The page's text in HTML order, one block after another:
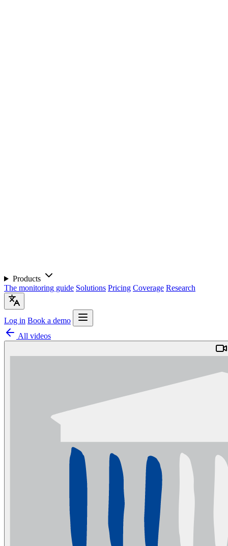
Products
The monitoring guide Solutions Pricing Coverage Research
Log in Book a demo
All videos